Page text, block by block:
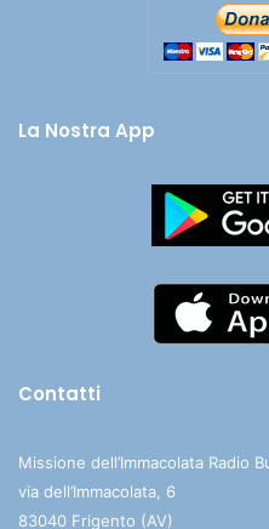
La Nostra App
Contatti
Missione dell’Immacolata Radio
via dell’Immacolata, 6
83040 Frigento (AV)